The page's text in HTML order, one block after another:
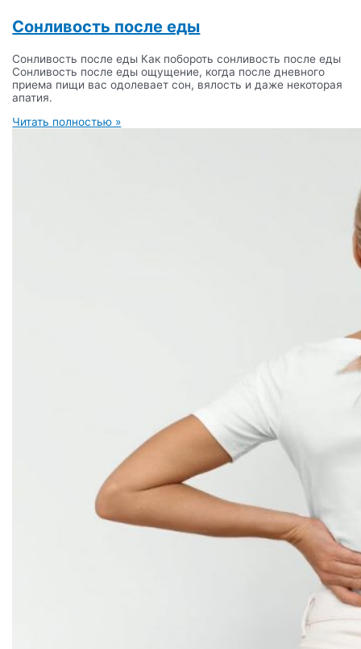
Сонливость после еды
Сонливость после еды Как побороть сонливость после еды
Сонливость после еды ощущение, когда после дневного
приема пищи вас одолевает сон, вялость и даже некоторая
апатия.
Читать полностью »